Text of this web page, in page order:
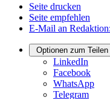
Seite drucken
Seite empfehlen
E-Mail an
Optionen zum
LinkedIn
Facebook
WhatsApp
Telegram